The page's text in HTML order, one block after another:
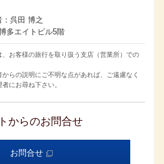
ムについて
ームのご希望は、お申し込みの旅行会
申し出ください。ただしご希望にそえ
す。
サービス内容は宿泊する客室タイプに
代金は消費税等諸税・各港の施設使用
クルーズの旅行代金は海外の各港の港
今後税額や各港の施設使用料が増減ま
は含まれておりません。
規定の取消料を、客室をお一人様でご
様には規定の差額代金を追加で申し受
お客様の申し出により旅行の契約内容
ス／割引種別／対象者等を含みます）
呉田 博之
多エイトビル5階
お客様の旅行を取り扱う支店（営業所）での
らの説明にご不明な点があれば、ご遠慮なく
にお尋ね下さい。
からのお問合せ
お問合せ